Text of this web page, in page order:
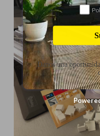
Danos una